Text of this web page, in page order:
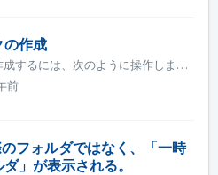
の作成
ブータブルディスクを作成するには、次のように操作します。 1.Nero Burning ROMのメイン画面で［New］ボタンをクリックします。 →「New Compilation」ウィンドウが表示されます。 2.ドロップダウンメニューから希望のディスクフォーマットを選択します。 3.ブートコンピ...
前
フォルダではなく、「一時
」が表示される。